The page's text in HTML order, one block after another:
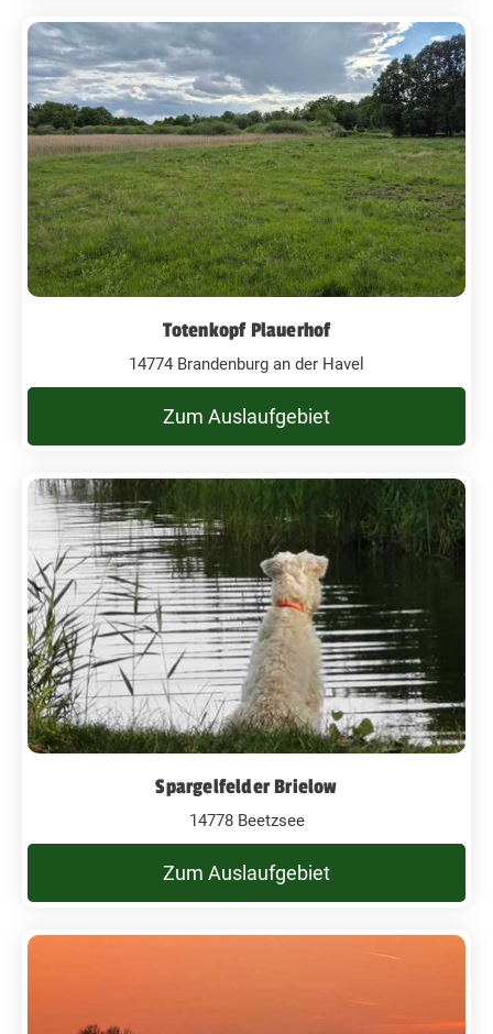
Totenkopf Plauerhof
14774 Brandenburg an der Havel
Zum Auslaufgebiet
Spargelfelder Brielow
14778 Beetzsee
Zum Auslaufgebiet